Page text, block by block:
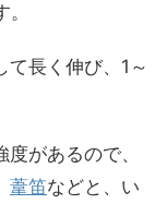
長く伸び、1～
があるので、
葦笛などと、い